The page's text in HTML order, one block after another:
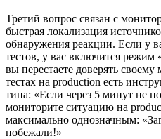
Третий вопрос связан с
быстрая локализация
обнаружения реакции. Если у
тестов, у вас включится
вы перестаете доверять
тестах на production есть
типа: «Если через 5 минут не
мониторите ситуацию на
максимально однозначным:
побежали!»